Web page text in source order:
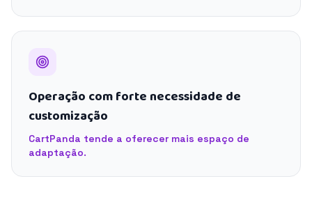
Operação com forte necessidade de
customização
CartPanda tende a oferecer mais espaço de
adaptação.